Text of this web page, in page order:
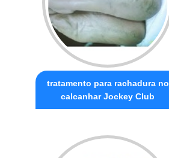
tratamento para rachadura no
calcanhar Jockey Club